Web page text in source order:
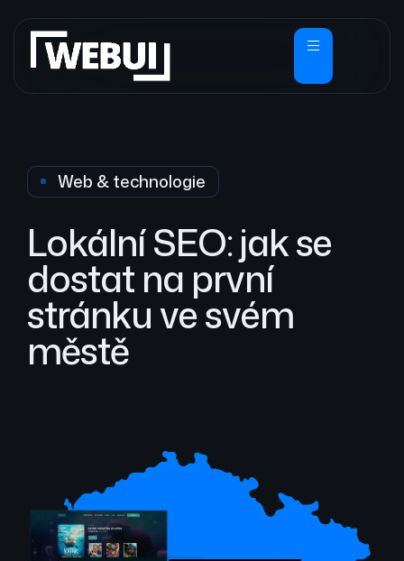
Web & technologie
Lokální SEO: jak se
dostat na první
stránku ve svém
městě